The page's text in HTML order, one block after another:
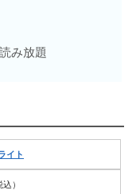
み放題
イト
）